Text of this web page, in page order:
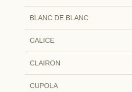
BLANC DE BLANC
CALICE
CLAIRON
CUPOLA